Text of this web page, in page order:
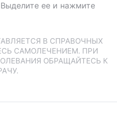
ее и нажмите
В СПРАВОЧНЫХ
САМОЛЕЧЕНИЕМ. ПРИ
ОБРАЩАЙТЕСЬ К